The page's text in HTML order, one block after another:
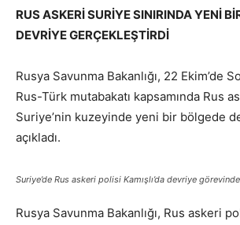
RUS ASKERİ SURİYE SINIRINDA YENİ
DEVRİYE GERÇEKLEŞTİRDİ
Rusya Savunma Bakanlığı, 22 Ekim’de
Rus-Türk mutabakatı kapsamında Rus
Suriye’nin kuzeyinde yeni bir bölgede
açıkladı.
Suriye’de Rus askeri polisi Kamışlı’da devriye
Rusya Savunma Bakanlığı, Rus askeri